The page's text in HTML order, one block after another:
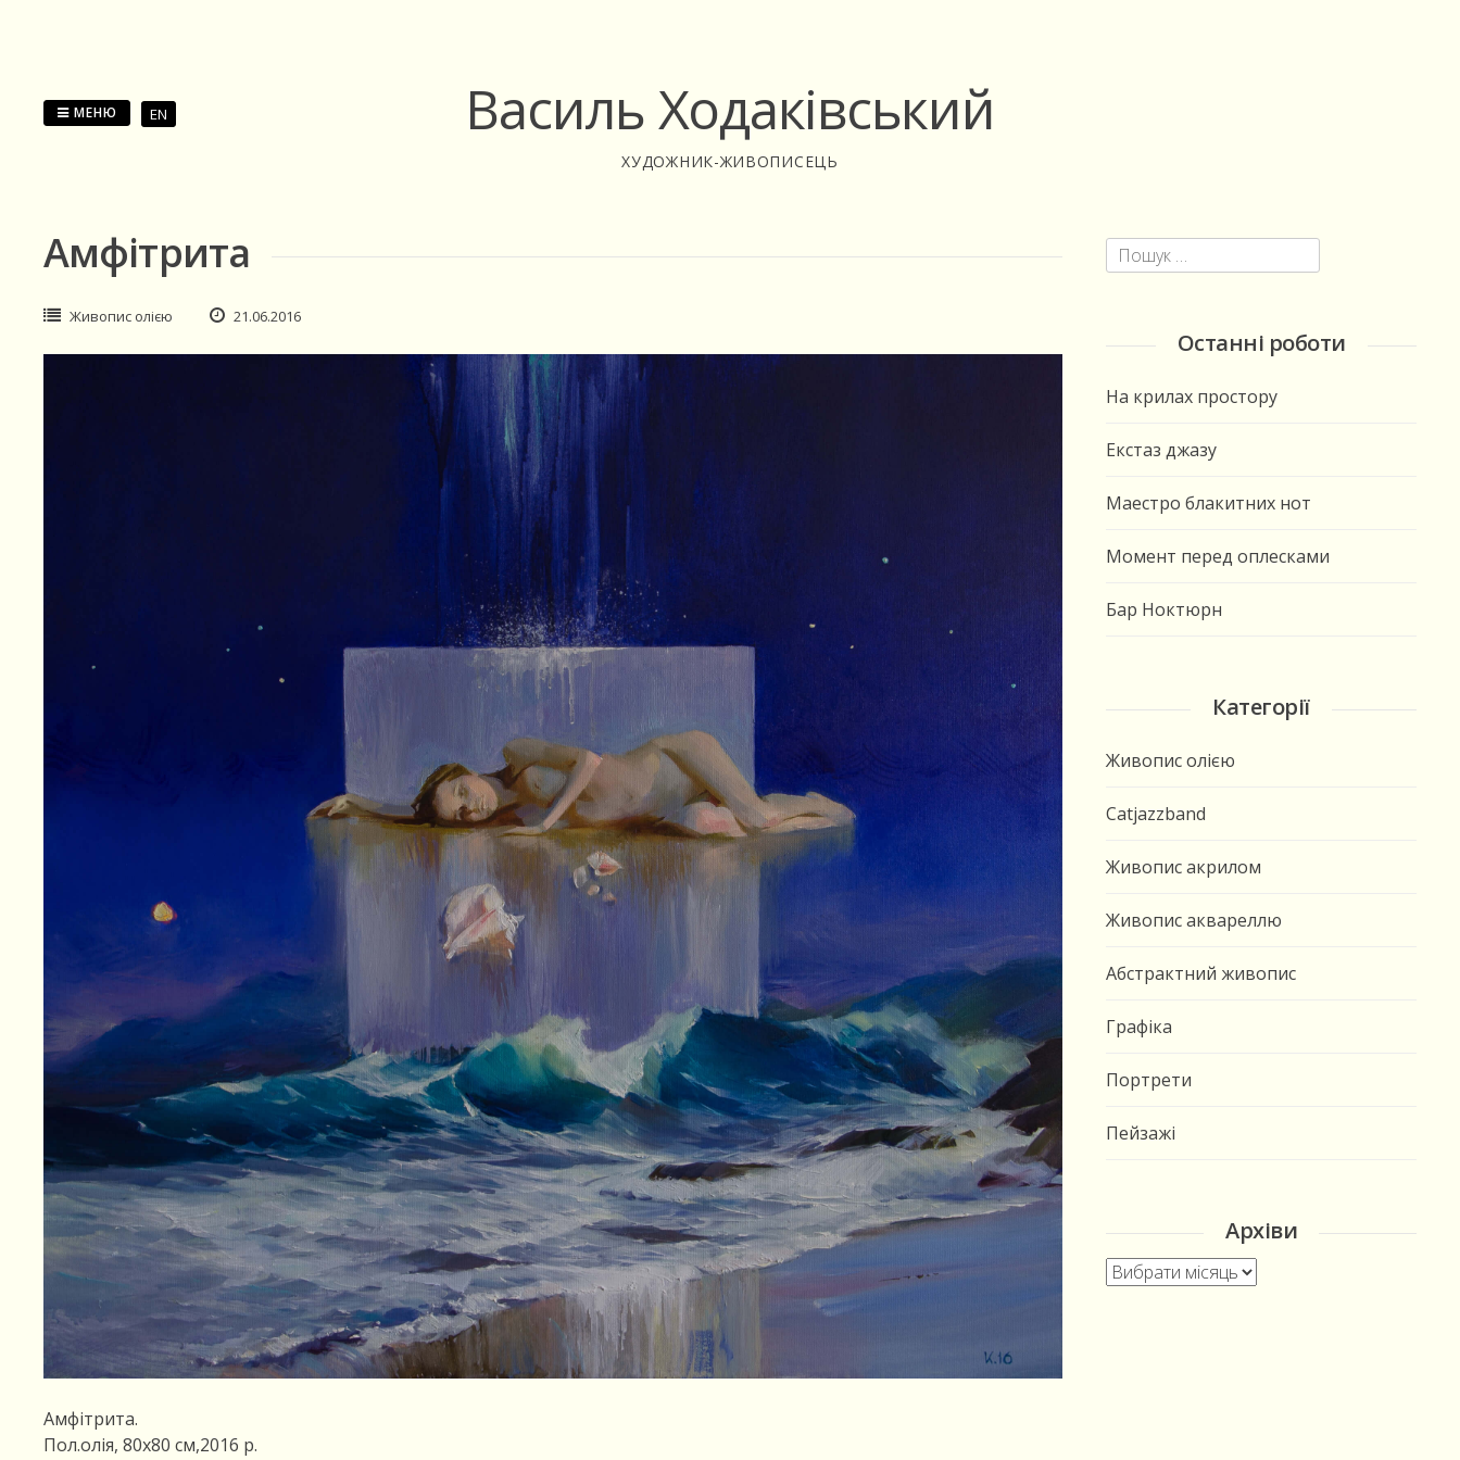
Василь Ходаківський
ХУДОЖНИК-ЖИВОПИСЕЦЬ
МЕНЮ EN
Амфітрита
Живопис олією 21.06.2016
Амфітрита.
Пол.олія, 80х80 см,2016 р.
Пошук:
Останні роботи
На крилах простору
Екстаз джазу
Маестро блакитних нот
Момент перед оплесками
Бар Ноктюрн
Категорії
Живопис олією
Catjazzband
Живопис акрилом
Живопис аквареллю
Абстрактний живопис
Графіка
Портрети
Пейзажі
Архіви
Архіви